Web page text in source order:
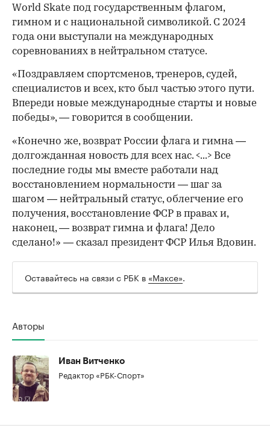
World Skate под государственным флагом,
гимном и с национальной символикой. С 2024
года они выступали на международных
соревнованиях в нейтральном статусе.
«Поздравляем спортсменов, тренеров, судей,
специалистов и всех, кто был частью этого пути.
Впереди новые международные старты и новые
победы», — говорится в сообщении.
«Конечно же, возврат России флага и гимна —
долгожданная новость для всех нас. <...> Все
последние годы мы вместе работали над
восстановлением нормальности — шаг за
шагом — нейтральный статус, облегчение его
получения, восстановление ФСР в правах и,
наконец, — возврат гимна и флага! Дело
сделано!» — сказал президент ФСР Илья Вдовин.
Оставайтесь на связи с РБК в «Максе».
Авторы
Иван Витченко
Редактор «РБК-Спорт»